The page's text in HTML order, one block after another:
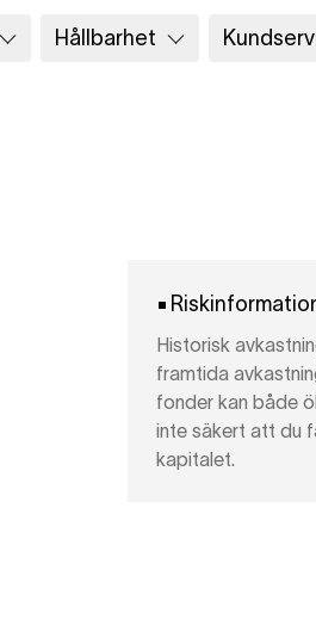
Hållbarhet
Historisk
framtida
fonder kan både
inte säkert att du
kapitalet.